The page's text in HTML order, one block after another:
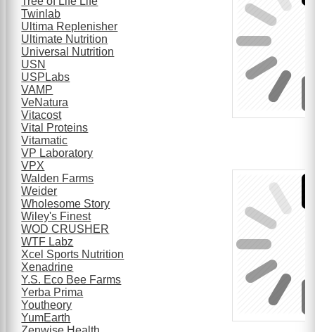
Twinlab
Ultima Replenisher
Ultimate Nutrition
Universal Nutrition
USN
USPLabs
VAMP
VeNatura
Vitacost
Vital Proteins
Vitamatic
VP Laboratory
VPX
Walden Farms
Weider
Wholesome Story
Wiley's Finest
WOD CRUSHER
WTF Labz
Xcel Sports Nutrition
Xenadrine
Y.S. Eco Bee Farms
Yerba Prima
Youtheory
YumEarth